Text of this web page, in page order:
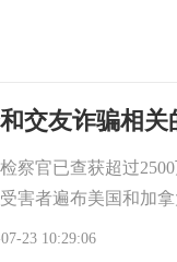
交友诈骗相关
察官已查获超过
害者遍布美国和加
23 10:29:06